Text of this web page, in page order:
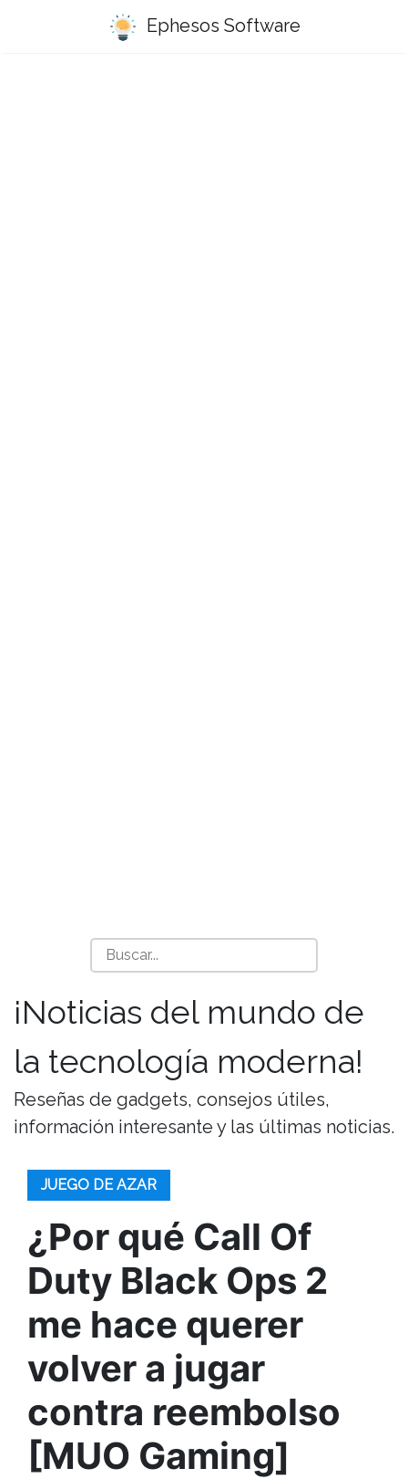
Ephesos Software
¡Noticias del mundo de
la tecnología moderna!
Reseñas de gadgets, consejos útiles,
información interesante y las últimas noticias.
JUEGO DE AZAR
¿Por qué Call Of
Duty Black Ops 2
me hace querer
volver a jugar
contra reembolso
[MUO Gaming]